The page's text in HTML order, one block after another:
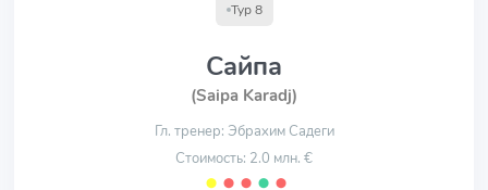
Тур 8
Сайпа
(Saipa Karadj)
Гл. тренер: Эбрахим Садеги
Стоимость: 2.0 млн. €
⬤ ⬤ ⬤ ⬤ ⬤